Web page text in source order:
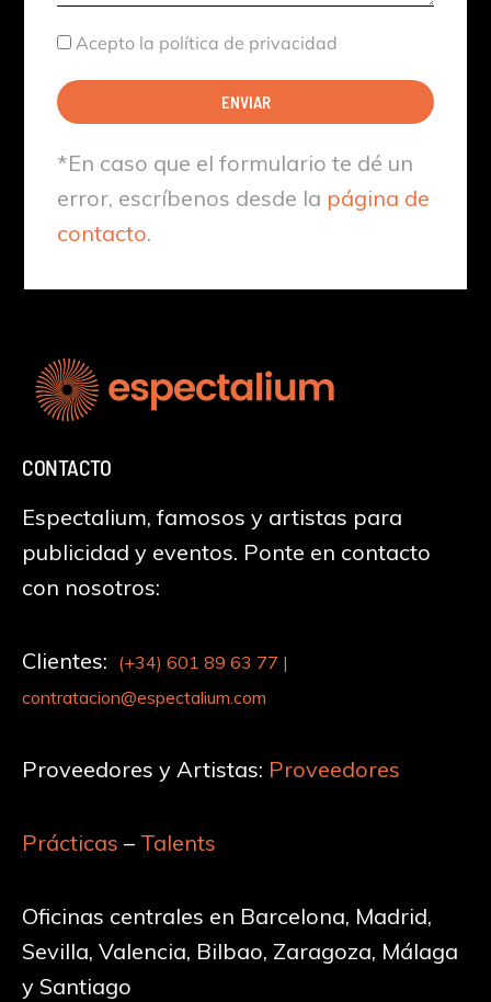
Aceptación
Acepto la política de privacidad
ENVIAR
*En caso que el formulario te dé un
error, escríbenos desde la página de
contacto.
CONTACTO
Espectalium, famosos y artistas para
publicidad y eventos. Ponte en contacto
con nosotros:
Clientes: (+34) 601 89 63 77 |
contratacion@espectalium.com
Proveedores y Artistas: Proveedores
Prácticas – Talents
Oficinas centrales en Barcelona, Madrid,
Sevilla, Valencia, Bilbao, Zaragoza, Málaga
y Santiago